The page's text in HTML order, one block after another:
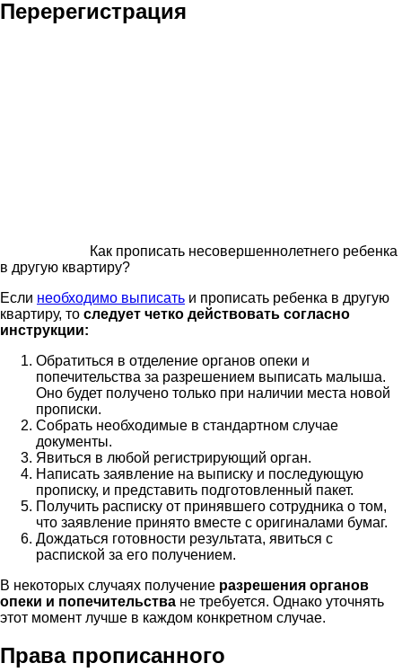
Перерегистрация
Как прописать несовершеннолетнего ребенка
в другую квартиру?
Если необходимо выписать и прописать ребенка в другую
квартиру, то следует четко действовать согласно
инструкции:
Обратиться в отделение органов опеки и
попечительства за разрешением выписать малыша.
Оно будет получено только при наличии места новой
прописки.
Собрать необходимые в стандартном случае
документы.
Явиться в любой регистрирующий орган.
Написать заявление на выписку и последующую
прописку, и представить подготовленный пакет.
Получить расписку от принявшего сотрудника о том,
что заявление принято вместе с оригиналами бумаг.
Дождаться готовности результата, явиться с
распиской за его получением.
В некоторых случаях получение разрешения органов
опеки и попечительства не требуется. Однако уточнять
этот момент лучше в каждом конкретном случае.
Права прописанного